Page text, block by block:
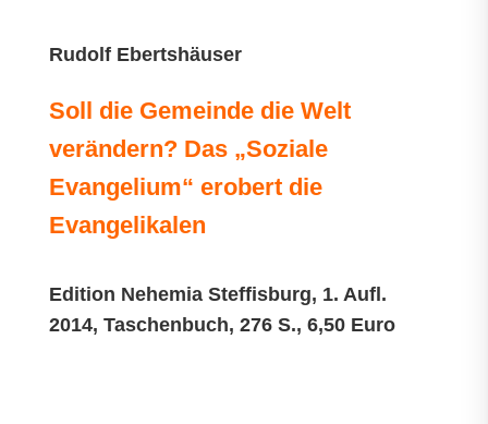
Rudolf Ebertshäuser
Soll die Gemeinde die Welt
verändern? Das „Soziale
Evangelium“ erobert die
Evangelikalen
Edition Nehemia Steffisburg, 1. Aufl.
2014, Taschenbuch, 276 S., 6,50 Euro